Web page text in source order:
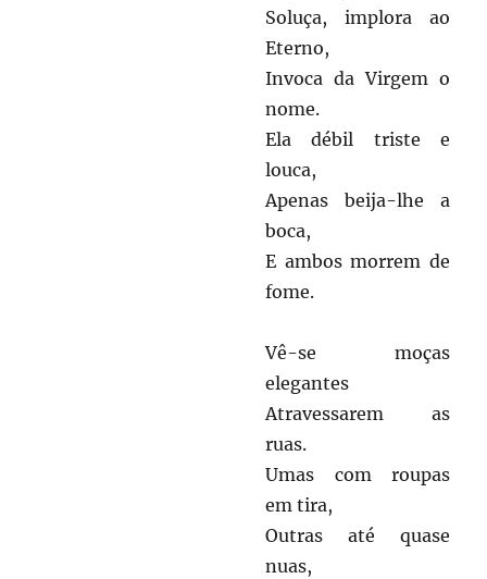
Soluça, implora ao
Eterno,
Invoca da Virgem o
nome.
Ela débil triste e
louca,
Apenas beija-lhe a
boca,
E ambos morrem de
fome.
Vê-se moças
elegantes
Atravessarem as
ruas.
Umas com roupas
em tira,
Outras até quase
nuas,